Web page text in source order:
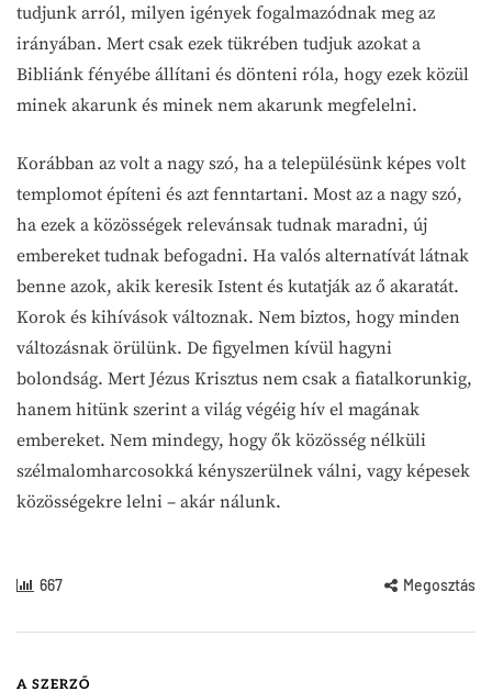
tudjunk arról, milyen igények fogalmazódnak meg az
irányában. Mert csak ezek tükrében tudjuk azokat a
Bibliánk fényébe állítani és dönteni róla, hogy ezek közül
minek akarunk és minek nem akarunk megfelelni.
Korábban az volt a nagy szó, ha a településünk képes volt
templomot építeni és azt fenntartani. Most az a nagy szó,
ha ezek a közösségek relevánsak tudnak maradni, új
embereket tudnak befogadni. Ha valós alternatívát látnak
benne azok, akik keresik Istent és kutatják az ő akaratát.
Korok és kihívások változnak. Nem biztos, hogy minden
változásnak örülünk. De figyelmen kívül hagyni
bolondság. Mert Jézus Krisztus nem csak a fiatalkorunkig,
hanem hitünk szerint a világ végéig hív el magának
embereket. Nem mindegy, hogy ők közösség nélküli
szélmalomharcosokká kényszerülnek válni, vagy képesek
közösségekre lelni – akár nálunk.
667 Megosztás
A SZERZŐ